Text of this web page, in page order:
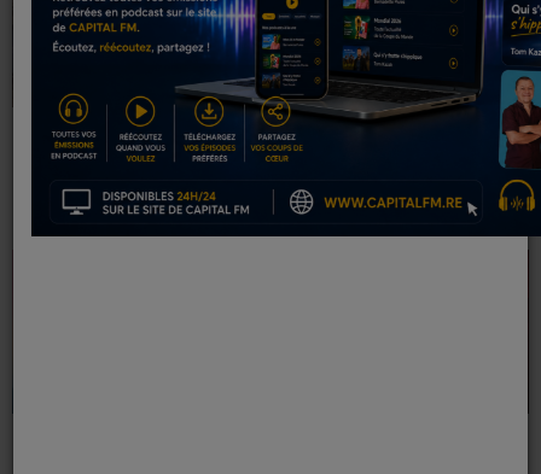
IL Y A 1 HEURE
EN ROUTE POUR
LA THAÏLANDE
POUR UN STAGE
IL Y A 1 HEURE
UNE JOURNÉE
AUTOUR DE LA
VANILLE À